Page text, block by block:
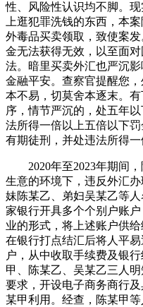
性、风险性认识均不脚。
上逛犯罪洗钱的东西，本
外毒品买卖领取，致使案
金无法获得无效，以至面
法。暗里买卖外汇也严沉
金融平安。查察官提醒您
本不易，切莫舍本逐末。
序，情节严沉的，处五年
法所得一倍以上五倍以下
有期徒刑，并处违法所得
2020年至2023年期间，
生意的环境下，违反外汇
妹陈某乙、弟妇吴某乙等
家银行开具多个个别户账
业的形式，将上述账户供
在银行打点结汇后将人平
户，从中收取手续费及银
甲、陈某乙、吴某乙三人
要求，开设电子商务商行
某甲利用。经查，陈某甲